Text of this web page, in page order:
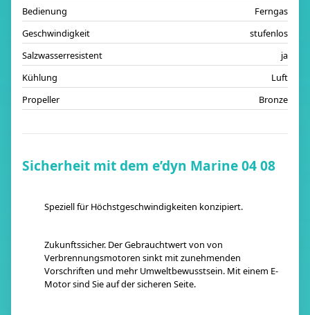
Bedienung
Ferngas
Geschwindigkeit
stufenlos
Salzwasserresistent
ja
Kühlung
Luft
Propeller
Bronze
Sicherheit mit dem e’dyn Marine 04 08
Speziell für Höchstgeschwindigkeiten konzipiert.
Zukunftssicher. Der Gebrauchtwert von von
Verbrennungsmotoren sinkt mit zunehmenden
Vorschriften und mehr Umweltbewusstsein. Mit einem E-
Motor sind Sie auf der sicheren Seite.